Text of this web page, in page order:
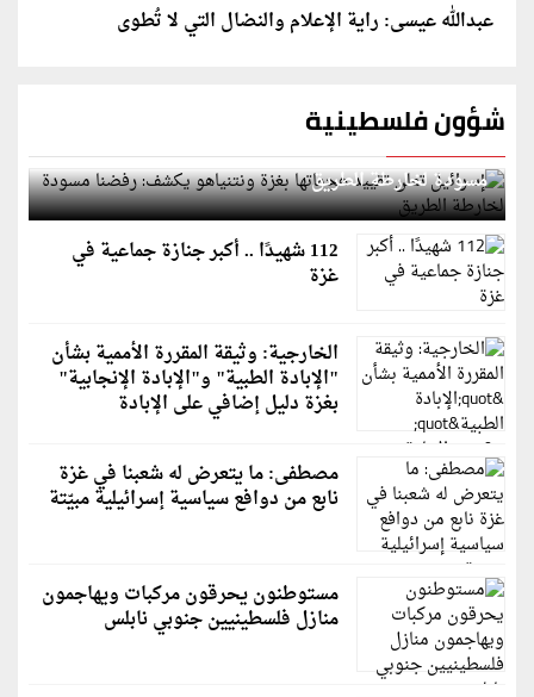
عبدالله عيسى: راية الإعلام والنضال التي لا تُطوى
شؤون فلسطينية
إسرائيل تعلن تقييد هجماتها بغزة ونتنياهو يكشف: رفضنا
مسودة لخارطة الطريق
112 شهيدًا .. أكبر جنازة جماعية في
غزة
الخارجية: وثيقة المقررة الأممية بشأن
"الإبادة الطبية" و"الإبادة الإنجابية"
بغزة دليل إضافي على الإبادة
مصطفى: ما يتعرض له شعبنا في غزة
نابع من دوافع سياسية إسرائيلية مبيّتة
مستوطنون يحرقون مركبات ويهاجمون
منازل فلسطينيين جنوبي نابلس